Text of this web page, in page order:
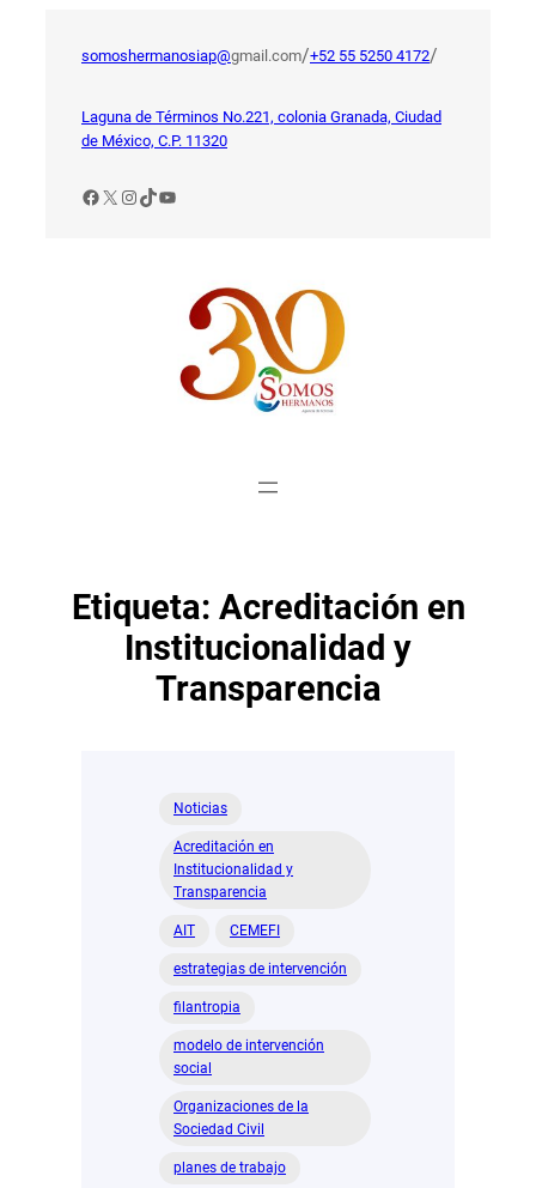
somoshermanosiap@gmail.com/+52 55 5250 4172/
Laguna de Términos No.221, colonia Granada, Ciudad
de México, C.P. 11320
Facebook
X Instagram
TikTok
YouTube
Etiqueta: Acreditación en
Institucionalidad y
Transparencia
Noticias
Acreditación en
Institucionalidad y
Transparencia
AIT CEMEFI
estrategias de intervención
filantropia
modelo de intervención
social
Organizaciones de la
Sociedad Civil
planes de trabajo